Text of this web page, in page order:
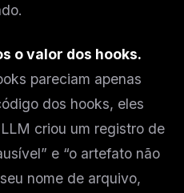
o valor dos hooks.
pareciam apenas
dos hooks, eles
criou um registro de
e “o artefato não
nome de arquivo,